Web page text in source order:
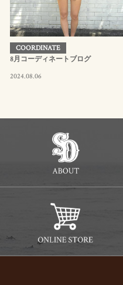
COORDINATE
8月コーディネートブログ
2024.08.06